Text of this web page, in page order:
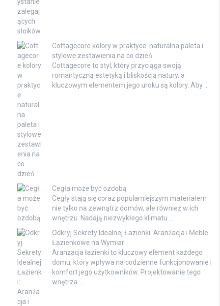
Cottagecore kolory w praktyce: naturalna paleta i
stylowe zestawienia na co dzień
Cottagecore to styl, który przyciąga swoją
romantyczną estetyką i bliskością natury, a
kluczowym elementem jego uroku są kolory. Aby …
Cegła może być ozdobą
Cegły stają się coraz popularniejszym materiałem
nie tylko na zewnątrz domów, ale również w ich
wnętrzu. Nadają niezwykłego klimatu …
Odkryj Sekrety Idealnej Łazienki: Aranżacja i Meble
Łazienkowe na Wymiar
Aranżacja łazienki to kluczowy element każdego
domu, który wpływa na codzienne funkcjonowanie i
komfort jego użytkowników. Projektowanie tego
wnętrza …